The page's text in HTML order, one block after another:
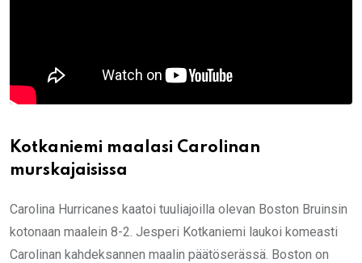
Kotkaniemi maalasi Carolinan
murskajaisissa
Carolina Hurricanes kaatoi tuuliajoilla olevan Boston Bruinsin
kotonaan maalein 8-2. Jesperi Kotkaniemi laukoi komeasti
Carolinan kahdeksannen maalin päätöserässä. Boston on